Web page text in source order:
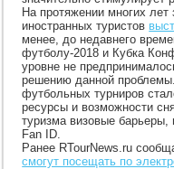
На протяжении многих лет
иностранных туристов
менее, до недавнего
футболу-2018 и Кубка
уровне не
решению данной
футбольных турниров
ресурсы и возможности
туризма визовые
Fan ID.
Ранее RTourNews.ru
смогут посещать по